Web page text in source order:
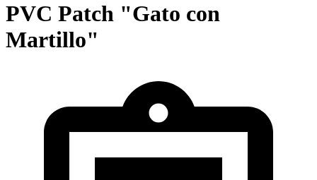
PVC Patch "Gato con
Martillo"